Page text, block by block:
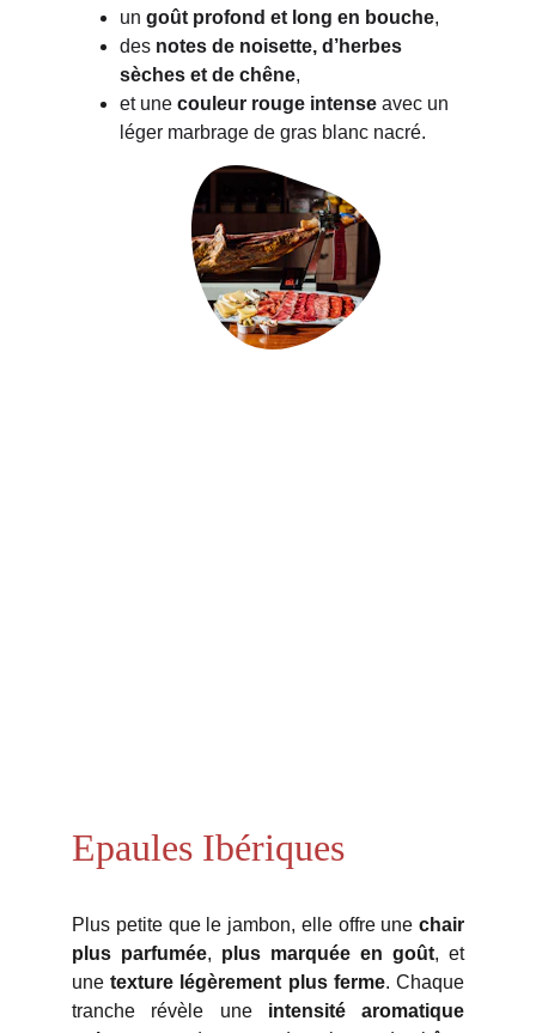
un goût profond et long en bouche,
des notes de noisette, d’herbes
sèches et de chêne,
et une couleur rouge intense avec un
léger marbrage de gras blanc nacré.
Epaules Ibériques
Plus petite que le jambon, elle offre une chair
plus parfumée, plus marquée en goût, et
unetexture légèrement plus ferme. Chaque
tranche révèle une intensité aromatique